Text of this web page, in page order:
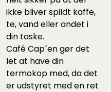
ikke bliver spildt kaffe,
te, vand eller andet i
din taske.
Café Cap´en gør det
let at have din
termokop med, da det
er udstyret med en ret